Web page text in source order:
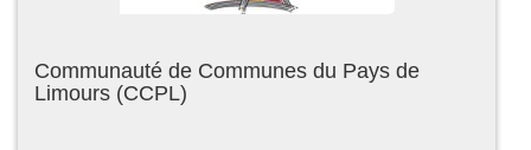
Communauté de Communes du Pays de
Limours (CCPL)